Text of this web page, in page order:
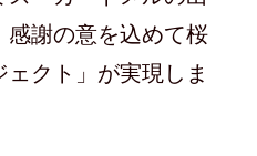
感謝の意を込めて桜
クト」が実現しま